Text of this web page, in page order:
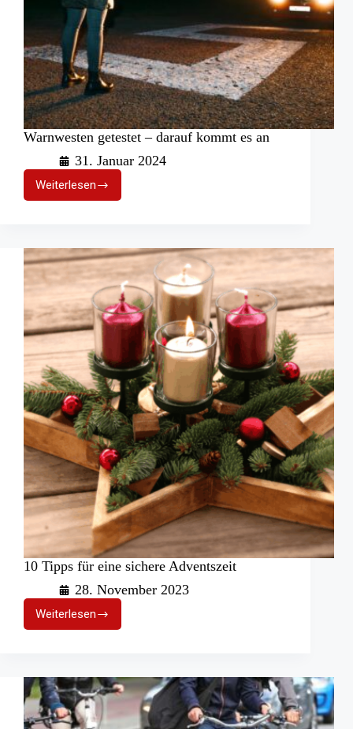
Warnwesten getestet – darauf kommt es an
31. Januar 2024
WeiterlesenWarnwesten
getestet
kommt
es
an
10 Tipps für eine sichere Adventszeit
28. November 2023
Weiterlesen
10
Tipps
sichere
Adventszeit